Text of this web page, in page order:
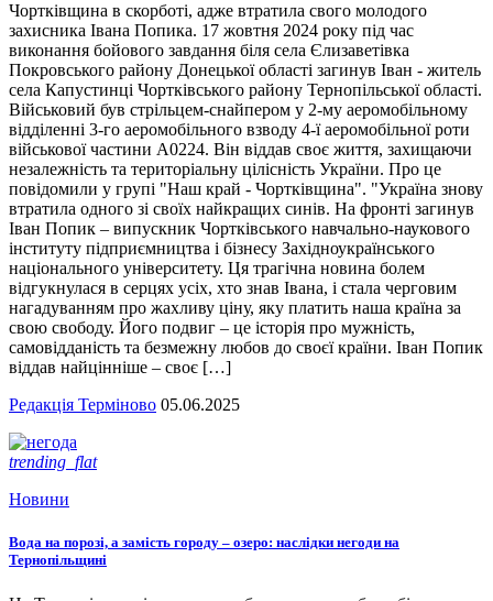
Чортківщина в скорботі, адже втратила свого молодого
захисника Івана Попика. 17 жовтня 2024 року під час
виконання бойового завдання біля села Єлизаветівка
Покровського району Донецької області загинув Іван - житель
села Капустинці Чортківського району Тернопільської області.
Військовий був стрільцем-снайпером у 2-му аеромобільному
відділенні 3-го аеромобільного взводу 4-ї аеромобільної роти
військової частини А0224. Він віддав своє життя, захищаючи
незалежність та територіальну цілісність України. Про це
повідомили у групі "Наш край - Чортківщина". "Україна знову
втратила одного зі своїх найкращих синів. На фронті загинув
Іван Попик – випускник Чортківського навчально-наукового
інституту підприємництва і бізнесу Західноукраїнського
національного університету. Ця трагічна новина болем
відгукнулася в серцях усіх, хто знав Івана, і стала черговим
нагадуванням про жахливу ціну, яку платить наша країна за
свою свободу. Його подвиг – це історія про мужність,
самовідданість та безмежну любов до своєї країни. Іван Попик
віддав найцінніше – своє […]
Редакція Терміново 05.06.2025
trending_flat
Новини
Вода на порозі, а замість городу – озеро: наслідки негоди на
Тернопільщині